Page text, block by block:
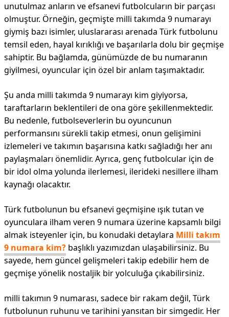
unutulmaz anların ve efsanevi futbolcuların bir parçası
olmuştur. Örneğin, geçmişte milli takımda 9 numarayı
giymiş bazı isimler, uluslararası arenada Türk futbolunu
temsil eden, hayal kırıklığı ve başarılarla dolu bir geçmişe
sahiptir. Bu bağlamda, günümüzde de bu numaranın
giyilmesi, oyuncular için özel bir anlam taşımaktadır.
Şu anda milli takımda 9 numarayı kim giyiyorsa,
taraftarların beklentileri de ona göre şekillenmektedir.
Bu nedenle, futbolseverlerin bu oyuncunun
performansını sürekli takip etmesi, onun gelişimini
izlemeleri ve takımın başarısına katkı sağladığı her anı
paylaşmaları önemlidir. Ayrıca, genç futbolcular için de
bir idol olma yolunda ilerlemesi, ilerideki nesillere ilham
kaynağı olacaktır.
Türk futbolunun bu efsanevi geçmişine ışık tutan ve
oyunculara ilham veren 9 numara üzerine kapsamlı bilgi
almak isteyenler için, bu konudaki detaylara Milli takım
9 numara kim? başlıklı yazımızdan ulaşabilirsiniz. Bu
sayede, hem güncel gelişmeleri takip edebilir hem de
geçmişe yönelik nostaljik bir yolculuğa çıkabilirsiniz.
milli takımın 9 numarası, sadece bir rakam değil, Türk
futbolunun ruhunu ve tarihini yansıtan bir simgedir. Her